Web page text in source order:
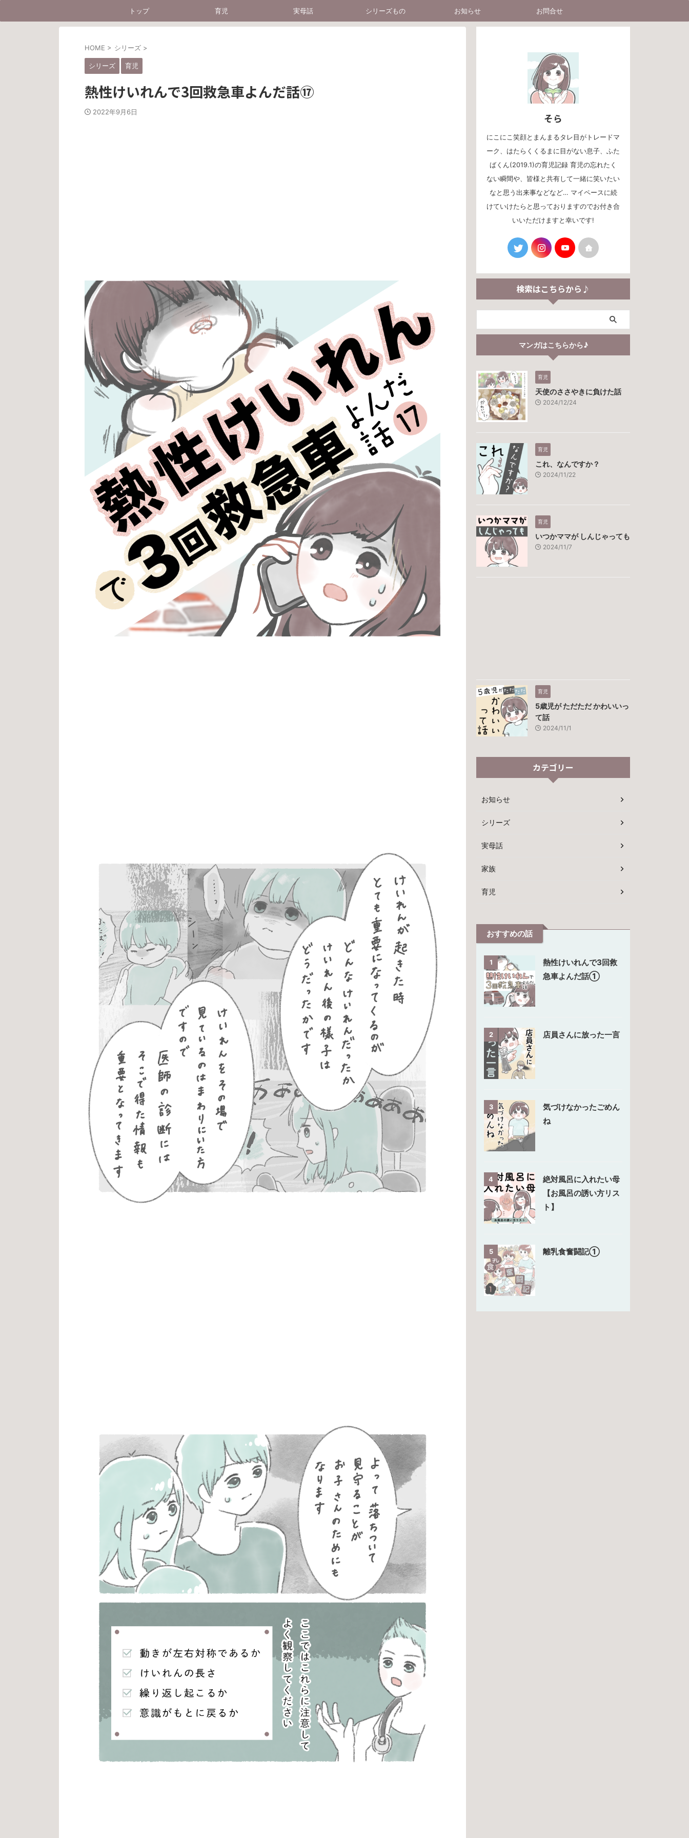
トップ 育児 実母話 シリーズもの お知らせ お問合せ
HOME > シリーズ >
シリーズ 育児
熱性けいれんで3回救急車よんだ話⑰
2022年9月6日 そら
にこにこ笑顔とまんまるタレ目がトレードマ
ーク、はたらくくるまに目がない息子、ふた
ばくん(2019.1)の育児記録 育児の忘れたく
ない瞬間や、皆様と共有して一緒に笑いたい
なと思う出来事などなど… マイペースに続
けていけたらと思っておりますのでお付き合
いいただけますと幸いです!
検索はこちらから♪
マンガはこちらから♪
育児
天使のささやきに負けた話
2024/12/24
育児
これ、なんですか？
2024/11/22
育児
いつかママが しんじゃっても
2024/11/7
育児
5歳児が ただただ かわいいっ
て話
2024/11/1
カテゴリー
お知らせ
シリーズ
実母話
家族
育児
おすすめの話
1
熱性けいれんで3回救
急車よんだ話①
2 店員さんに放った一言
3
気づけなかったごめん
ね
4
絶対風呂に入れたい母
【お風呂の誘い方リス
ト】
5 離乳食奮闘記①